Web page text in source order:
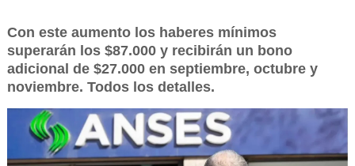
Con este aumento los haberes mínimos
superarán los $87.000 y recibirán un bono
adicional de $27.000 en septiembre, octubre y
noviembre. Todos los detalles.